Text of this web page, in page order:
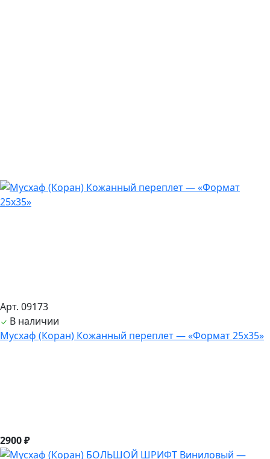
Арт. 09173
В наличии
Мусхаф (Коран) Кожанный переплет — «Формат 25х35»
2900 ₽